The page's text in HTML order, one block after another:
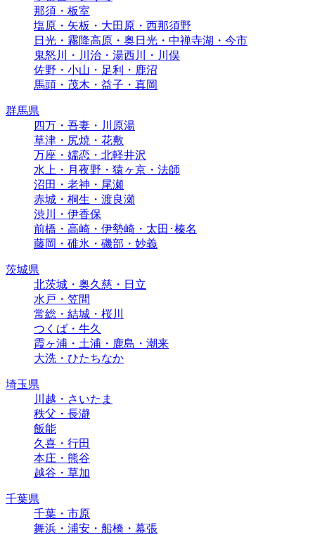
那須・板室
塩原・矢板・大田原・西那須野
日光・霧降高原・奥日光・中禅寺湖・今市
鬼怒川・川治・湯西川・川俣
佐野・小山・足利・鹿沼
馬頭・茂木・益子・真岡
群馬県
四万・吾妻・川原湯
草津・尻焼・花敷
万座・嬬恋・北軽井沢
水上・月夜野・猿ヶ京・法師
沼田・老神・尾瀬
赤城・桐生・渡良瀬
渋川・伊香保
前橋・高崎・伊勢崎・太田･榛名
藤岡・碓氷・磯部・妙義
茨城県
北茨城・奥久慈・日立
水戸・笠間
常総・結城・桜川
つくば・牛久
霞ヶ浦・土浦・鹿島・潮来
大洗・ひたちなか
埼玉県
川越・さいたま
秩父・長瀞
飯能
久喜・行田
本庄・熊谷
越谷・草加
千葉県
千葉・市原
舞浜・浦安・船橋・幕張